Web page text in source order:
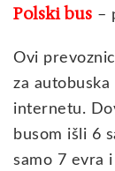
Polski bus –
Ovi
za
internetu.
busom išli 6
samo 7 evra